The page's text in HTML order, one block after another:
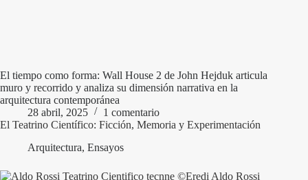
El tiempo como forma: Wall House 2 de John Hejduk articula
muro y recorrido y analiza su dimensión narrativa en la
arquitectura contemporánea
28 abril, 2025
1 comentario
El Teatrino Científico: Ficción, Memoria y Experimentación
Arquitectura, Ensayos